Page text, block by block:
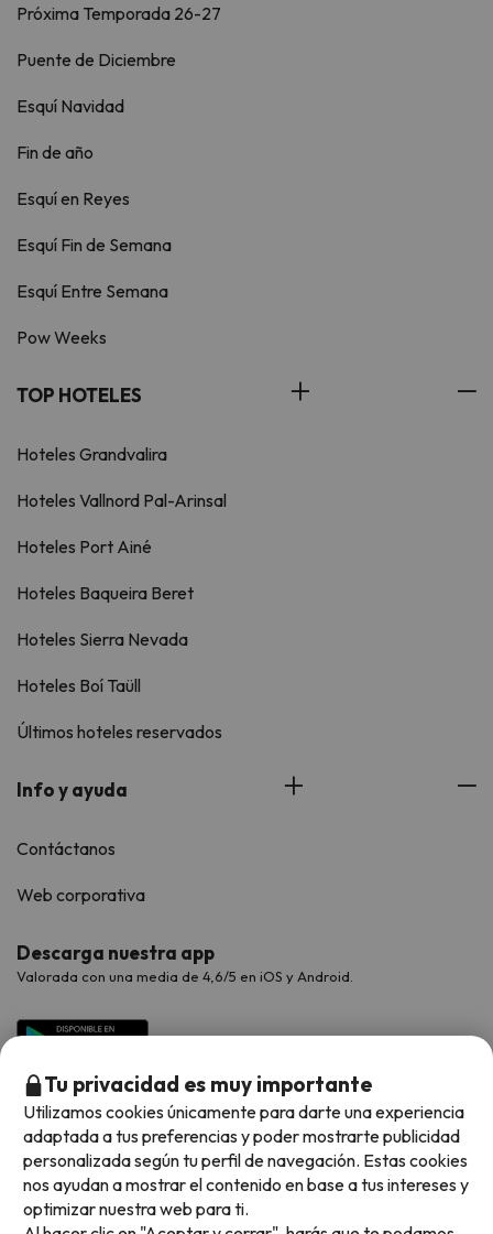
Próxima Temporada 26-27
Puente de Diciembre
Esquí Navidad
Fin de año
Esquí en Reyes
Esquí Fin de Semana
Esquí Entre Semana
Pow Weeks
TOP HOTELES
Hoteles Grandvalira
Hoteles Vallnord Pal-Arinsal
Hoteles Port Ainé
Hoteles Baqueira Beret
Hoteles Sierra Nevada
Hoteles Boí Taüll
Últimos hoteles reservados
Info y ayuda
Contáctanos
Web corporativa
Descarga nuestra app
Valorada con una media de 4,6/5 en iOS y Android.
Métodos de pago disponibles
Tu privacidad es muy importante
Utilizamos cookies únicamente para darte una experiencia
adaptada a tus preferencias y poder mostrarte publicidad
personalizada según tu perfil de navegación. Estas cookies
nos ayudan a mostrar el contenido en base a tus intereses y
optimizar nuestra web para ti.